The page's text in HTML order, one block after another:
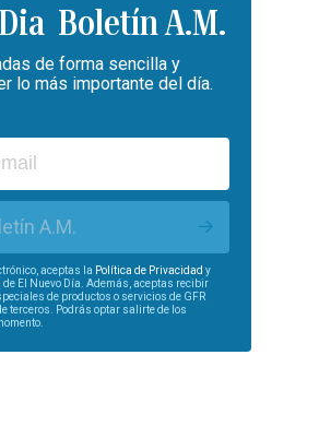
Boletín A.M.
de forma sencilla y
lo más importante del día.
A.M.
aceptas la Política de Privacidad y
de El Nuevo Día. Además, aceptas recibir
de productos o servicios de GFR
terceros. Podrás optar salirte de los